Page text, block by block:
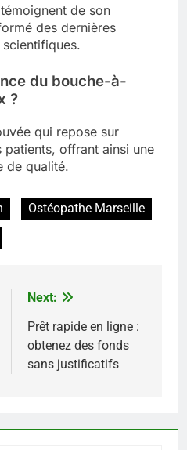
de son
des dernières
du bouche-à-
?
qui repose sur
patients, offrant ainsi une
de qualité.
Ostéopathe Marseille
Next:
Prêt rapide en ligne :
obtenez des fonds
sans justificatifs